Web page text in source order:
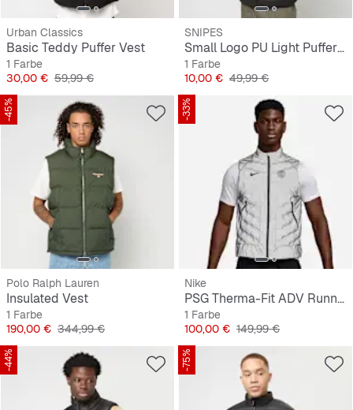
Urban Classics
Basic Teddy Puffer Vest
1 Farbe
Preis
30,00 € Originalpreis
59,99 €
SNIPES
Small Logo PU Light Puffer Vest
1 Farbe
Preis
10,00 € Originalpreis
49,99 €
-45%
Polo Ralph Lauren
Insulated Vest
1 Farbe
Preis
190,00 € Originalpreis
344,99 €
-33%
Nike
PSG Therma-Fit ADV Running Division Vest GXTA
1 Farbe
Preis
100,00 € Originalpreis
149,99 €
-44% -75%